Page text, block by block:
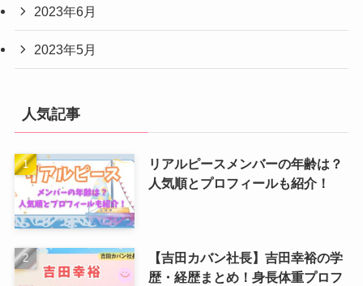
2023年6月
2023年5月
人気記事
リアルピースメンバーの年齢は？
人気順とプロフィールも紹介！
【吉田カバン社長】吉田幸裕の学
歴・経歴まとめ！身長体重プロフ